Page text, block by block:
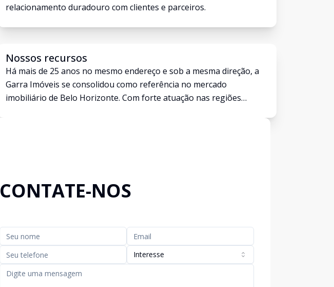
relacionamento duradouro com clientes e parceiros.
Nossos recursos
Há mais de 25 anos no mesmo endereço e sob a mesma direção, a
Garra Imóveis se consolidou como referência no mercado
imobiliário de Belo Horizonte. Com forte atuação nas regiões
CONTATE-NOS
Interesse